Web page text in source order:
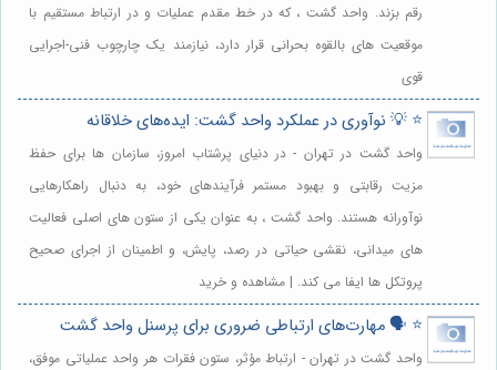
رقم بزند. واحد گشت ، که در خط مقدم عملیات و در ارتباط مستقیم با
موقعیت های بالقوه بحرانی قرار دارد، نیازمند یک چارچوب فنی-اجرایی
قوی
⭐️ 💡 نوآوری در عملکرد واحد گشت: ایده‌های خلاقانه
واحد گشت در تهران - در دنیای پرشتاب امروز، سازمان ها برای حفظ
مزیت رقابتی و بهبود مستمر فرآیندهای خود، به دنبال راهکارهایی
نوآورانه هستند. واحد گشت ، به عنوان یکی از ستون های اصلی فعالیت
های میدانی، نقشی حیاتی در رصد، پایش، و اطمینان از اجرای صحیح
پروتکل ها ایفا می کند. | مشاهده و خرید
⭐️ 🗣️ مهارت‌های ارتباطی ضروری برای پرسنل واحد گشت
واحد گشت در تهران - ارتباط مؤثر، ستون فقرات هر واحد عملیاتی موفق،